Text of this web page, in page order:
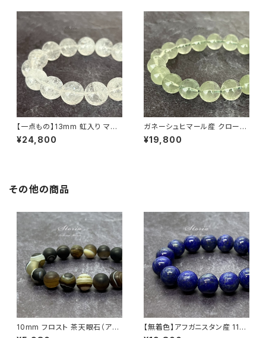
【一点もの】13mm 虹入り マニ
カラン産 ヒマラヤ水晶 ブレスレ
ット【鑑別済み・M0714】
¥24,800
ガネーシュヒマール産 クローラ
イト入り 11mm ヒマラヤ水晶 ブ
レスレット【画像現物】
¥19,800
その他の商品
10mm フロスト 茶天眼石（アイ
アゲート）ブレスレット
【無着色】アフガニスタン産 11ｍ
ｍラピズラズリ ブレスレット